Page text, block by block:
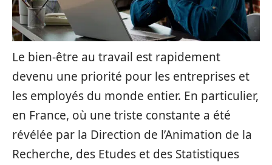
Le bien-être au travail est rapidement
devenu une priorité pour les entreprises et
les employés du monde entier. En particulier,
en France, où une triste constante a été
révélée par la Direction de l’Animation de la
Recherche, des Etudes et des Statistiques